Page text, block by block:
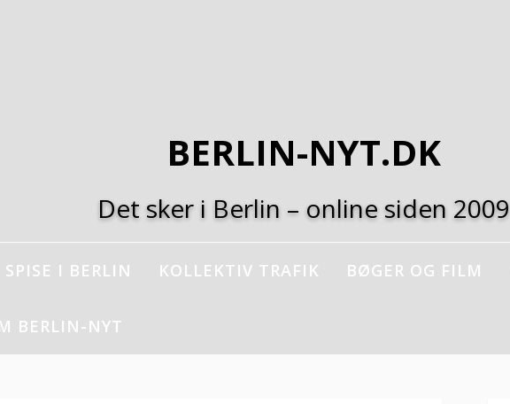
BERLIN-NYT.DK
Det sker i Berlin – online siden 2009
SPISE I BERLIN KOLLEKTIV TRAFIK BØGER OG FILM
BERLIN-NYT